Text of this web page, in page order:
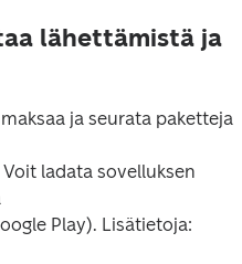
lähettämistä ja
ja seurata paketteja.